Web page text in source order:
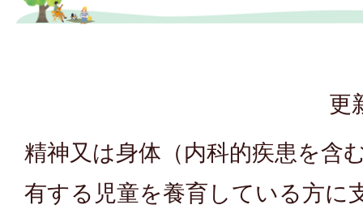
更
精神又は身体（内科的疾患を含
有する児童を養育している方に